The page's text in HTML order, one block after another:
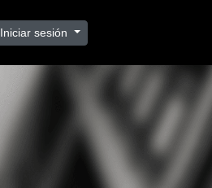
Iniciar sesión